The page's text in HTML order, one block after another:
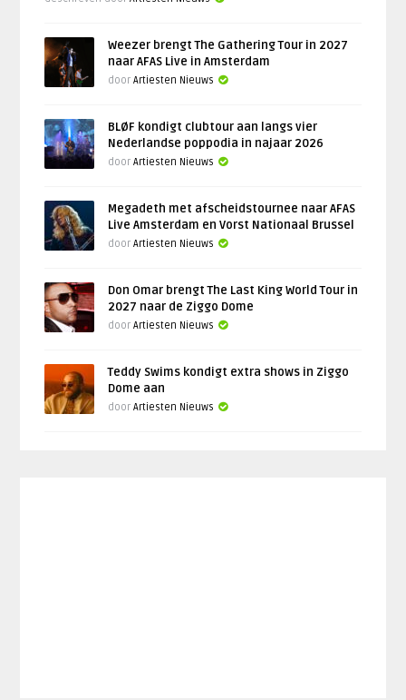
Weezer brengt The Gathering Tour in 2027
naar AFAS Live in Amsterdam
doorArtiesten Nieuws
BLØF kondigt clubtour aan langs vier
Nederlandse poppodia in najaar 2026
doorArtiesten Nieuws
Megadeth met afscheidstournee naar AFAS
Live Amsterdam en Vorst Nationaal Brussel
doorArtiesten Nieuws
Don Omar brengt The Last King World Tour in
2027 naar de Ziggo Dome
doorArtiesten Nieuws
Teddy Swims kondigt extra shows in Ziggo
Dome aan
doorArtiesten Nieuws